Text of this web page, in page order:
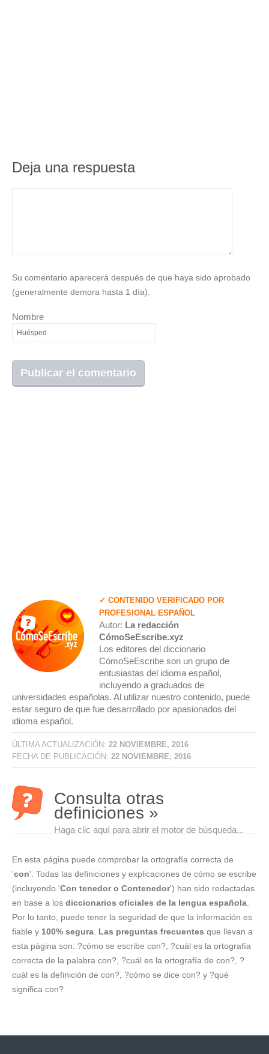
Deja una respuesta
Su comentario aparecerá después de que haya sido aprobado
(generalmente demora hasta 1 día).
Nombre
✓ CONTENIDO VERIFICADO POR
PROFESIONAL ESPAÑOL
Autor: La redacción
CómoSeEscribe.xyz
Los editores del diccionario
CómoSeEscribe son un grupo de
entusiastas del idioma español,
incluyendo a graduados de
universidades españolas. Al utilizar nuestro contenido, puede
estar seguro de que fue desarrollado por apasionados del
idioma español.
ÚLTIMA ACTUALIZACIÓN: 22 NOVIEMBRE, 2016
FECHA DE PUBLICACIÓN: 22 NOVIEMBRE, 2016
Consulta otras
definiciones »
Haga clic aquí para abrir el motor de búsqueda...
En esta página puede comprobar la ortografía correcta de
'con'. Todas las definiciones y explicaciones de cómo se escribe
(incluyendo 'Con tenedor o Contenedor') han sido redactadas
en base a los diccionarios oficiales de la lengua española
Por lo tanto, puede tener la seguridad de que la información es
fiable y 100% segura Las preguntas frecuentes que llevan a
esta página son: ?cómo se escribe con?, ?cuál es la ortografía
correcta de la palabra con?, ?cuál es la ortografía de con?, ?
cuál es la definición de con?, ?cómo se dice con? y ?qué
significa con?